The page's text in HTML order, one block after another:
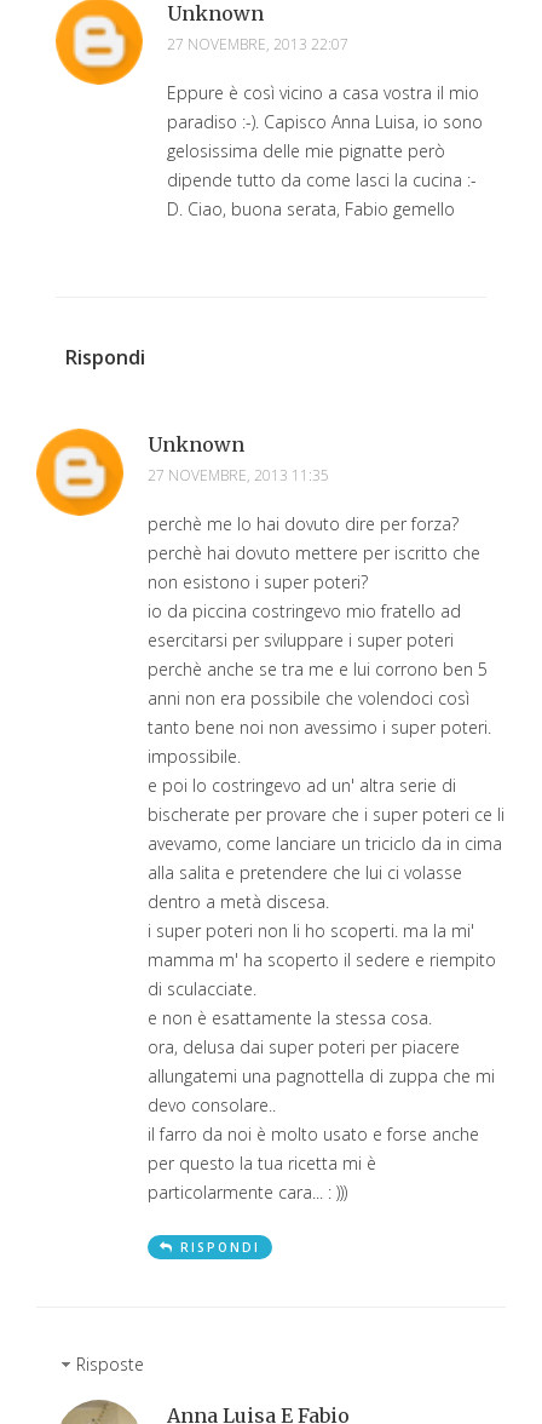
Unknown
27 NOVEMBRE, 2013 22:07
Eppure è così vicino a casa vostra il mio
paradiso :-). Capisco Anna Luisa, io sono
gelosissima delle mie pignatte però
dipende tutto da come lasci la cucina :-
D. Ciao, buona serata, Fabio gemello
Rispondi
Unknown
27 NOVEMBRE, 2013 11:35
perchè me lo hai dovuto dire per forza?
perchè hai dovuto mettere per iscritto che
non esistono i super poteri?
io da piccina costringevo mio fratello ad
esercitarsi per sviluppare i super poteri
perchè anche se tra me e lui corrono ben 5
anni non era possibile che volendoci così
tanto bene noi non avessimo i super poteri.
impossibile.
e poi lo costringevo ad un' altra serie di
bischerate per provare che i super poteri ce li
avevamo, come lanciare un triciclo da in cima
alla salita e pretendere che lui ci volasse
dentro a metà discesa.
i super poteri non li ho scoperti. ma la mi'
mamma m' ha scoperto il sedere e riempito
di sculacciate.
e non è esattamente la stessa cosa.
ora, delusa dai super poteri per piacere
allungatemi una pagnottella di zuppa che mi
devo consolare..
il farro da noi è molto usato e forse anche
per questo la tua ricetta mi è
particolarmente cara... : )))
RISPONDI
Risposte
Anna Luisa E Fabio